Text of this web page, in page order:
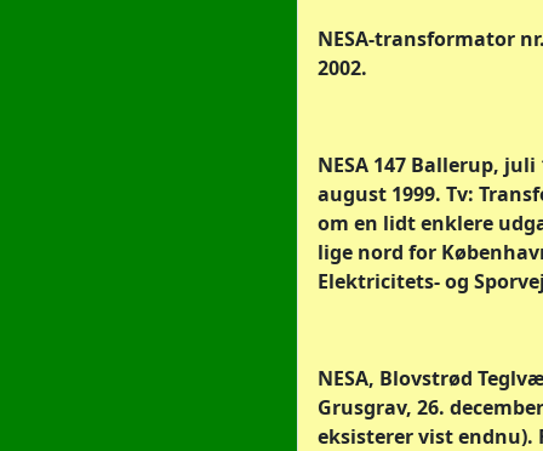
NESA-transformator
2002.
NESA 147 Ballerup,
august 1999. Tv:
om en lidt enklere
lige nord for
Elektricitets- og
NESA, Blovstrød
Grusgrav, 26.
eksisterer vist endnu).